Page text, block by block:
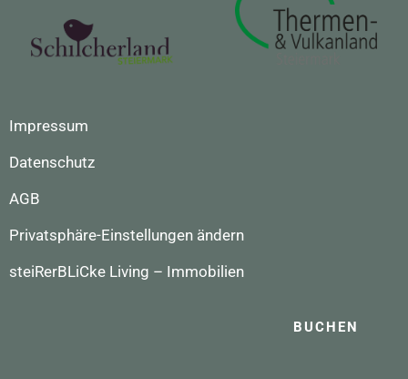
Impressum
Datenschutz
AGB
Privatsphäre-Einstellungen ändern
steiRerBLiCke Living – Immobilien
BUCHEN